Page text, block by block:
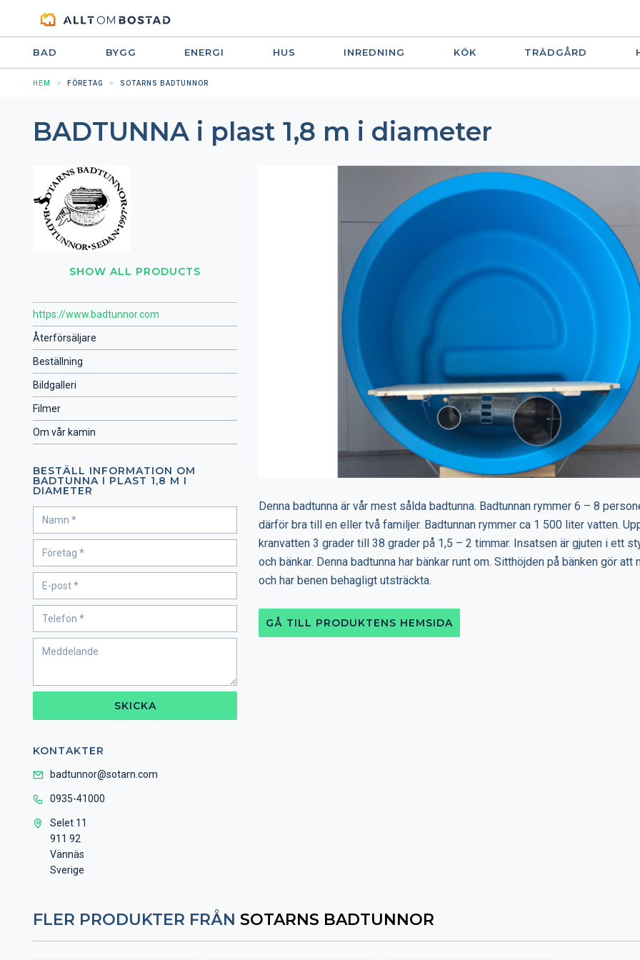
BAD BYGG ENERGI HUS INREDNING KÖK TRÄDGÅRD
HEM FÖRETAG SOTARNS BADTUNNOR
BADTUNNA i plast 1,8 m i diameter
SHOW ALL PRODUCTS
https://www.badtunnor.com
Återförsäljare
Beställning
Bildgalleri
Filmer
Om vår kamin
BESTÄLL INFORMATION OM
BADTUNNA I PLAST 1,8 M I
DIAMETER
SKICKA
KONTAKTER
badtunnor@sotarn.com
0935-41000
Selet 11
911 92
Vännäs
Sverige
Denna badtunna är vår mest sålda badtunna. Badtunnan rymmer 6 – 8
därför bra till en eller två familjer. Badtunnan rymmer ca 1 500 liter vatten.
kranvatten 3 grader till 38 grader på 1,5 – 2 timmar. Insatsen är gjuten i ett
och bänkar. Denna badtunna har bänkar runt om. Sitthöjden på bänken gör
och har benen behagligt utsträckta.
GÅ TILL PRODUKTENS HEMSIDA
FLER PRODUKTER FRÅN SOTARNS BADTUNNOR